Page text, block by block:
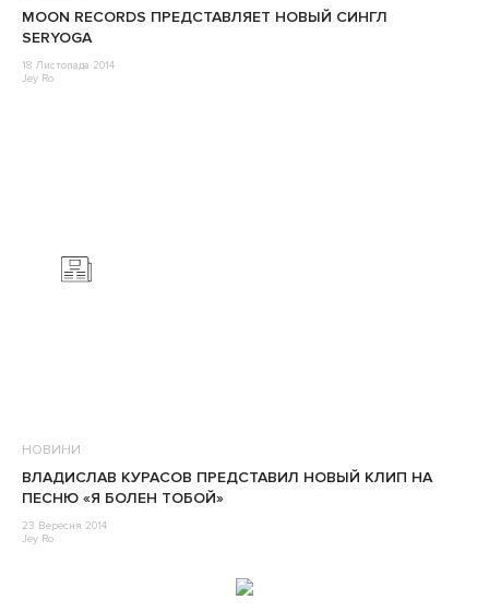
MOON RECORDS ПРЕДСТАВЛЯЕТ НОВЫЙ СИНГЛ
SERYOGA
18 Листопада 2014
Jey Ro
НОВИНИ
ВЛАДИСЛАВ КУРАСОВ ПРЕДСТАВИЛ НОВЫЙ КЛИП НА
ПЕСНЮ «Я БОЛЕН ТОБОЙ»
23 Вересня 2014
Jey Ro